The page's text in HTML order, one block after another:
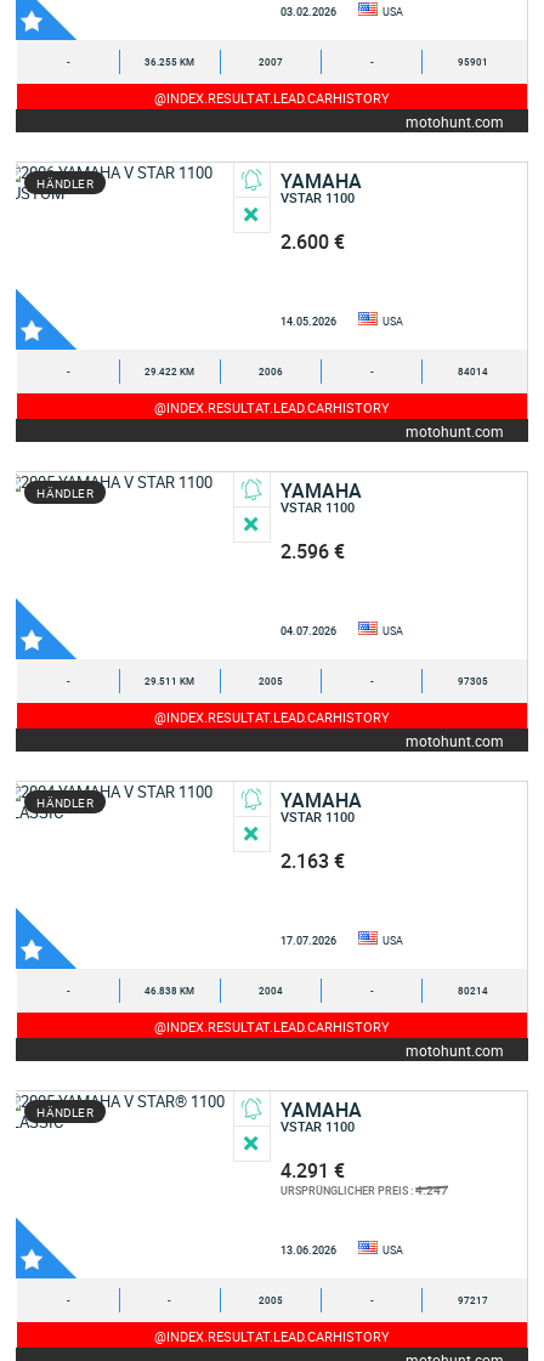
03.02.2026 USA
- 36.255 KM 2007 - 95901
@INDEX.RESULTAT.LEAD.CARHISTORY
motohunt.com
HÄNDLER YAMAHA
VSTAR 1100
2.600 €
14.05.2026 USA
- 29.422 KM 2006 - 84014
@INDEX.RESULTAT.LEAD.CARHISTORY
motohunt.com
HÄNDLER YAMAHA
VSTAR 1100
2.596 €
04.07.2026 USA
- 29.511 KM 2005 - 97305
@INDEX.RESULTAT.LEAD.CARHISTORY
motohunt.com
HÄNDLER YAMAHA
VSTAR 1100
2.163 €
17.07.2026 USA
- 46.838 KM 2004 - 80214
@INDEX.RESULTAT.LEAD.CARHISTORY
motohunt.com
HÄNDLER YAMAHA
VSTAR 1100
4.291 €
URSPRÜNGLICHER PREIS :4.247
13.06.2026 USA
- - 2005 - 97217
@INDEX.RESULTAT.LEAD.CARHISTORY